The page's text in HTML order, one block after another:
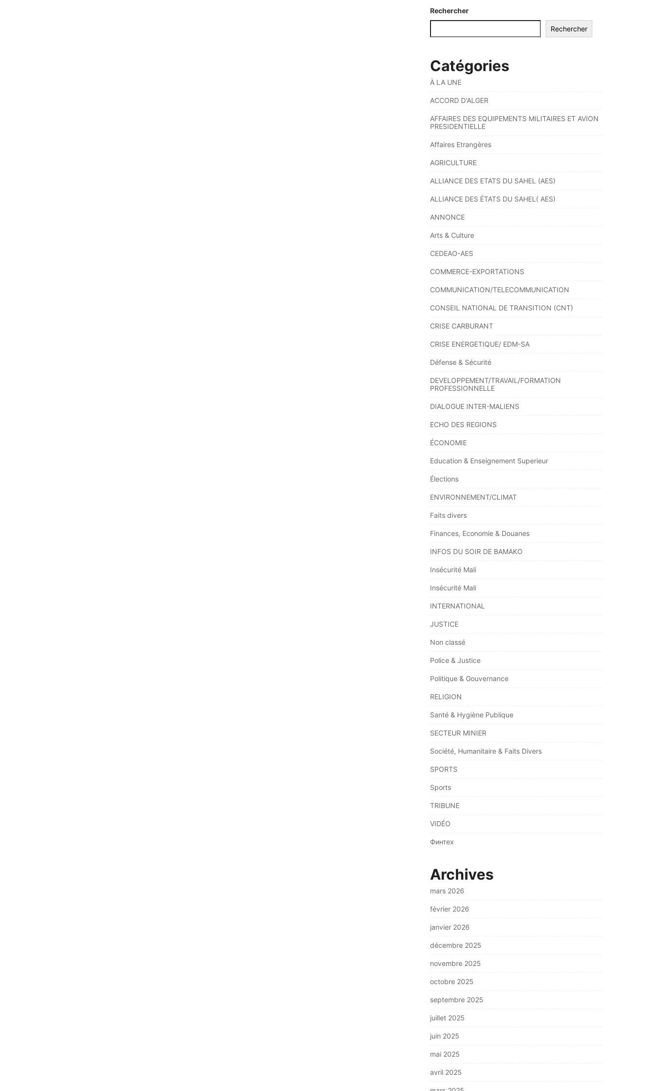
Rechercher
Rechercher
Catégories
À LA UNE
ACCORD D'ALGER
AFFAIRES DES EQUIPEMENTS MILITAIRES ET AVION
PRESIDENTIELLE
Affaires Etrangères
AGRICULTURE
ALLIANCE DES ETATS DU SAHEL (AES)
ALLIANCE DES ÉTATS DU SAHEL( AES)
ANNONCE
Arts & Culture
CEDEAO-AES
COMMERCE-EXPORTATIONS
COMMUNICATION/TELECOMMUNICATION
CONSEIL NATIONAL DE TRANSITION (CNT)
CRISE CARBURANT
CRISE ENERGETIQUE/ EDM-SA
Défense & Sécurité
DEVELOPPEMENT/TRAVAIL/FORMATION
PROFESSIONNELLE
DIALOGUE INTER-MALIENS
ECHO DES REGIONS
ÉCONOMIE
Education & Enseignement Superieur
Élections
ENVIRONNEMENT/CLIMAT
Faits divers
Finances, Economie & Douanes
INFOS DU SOIR DE BAMAKO
Insécurité Mali
Insécurité Mali
INTERNATIONAL
JUSTICE
Non classé
Police & Justice
Politique & Gouvernance
RELIGION
Santé & Hygiène Publique
SECTEUR MINIER
Société, Humanitaire & Faits Divers
SPORTS
Sports
TRIBUNE
VIDÉO
Финтех
Archives
mars 2026
février 2026
janvier 2026
décembre 2025
novembre 2025
octobre 2025
septembre 2025
juillet 2025
juin 2025
mai 2025
avril 2025